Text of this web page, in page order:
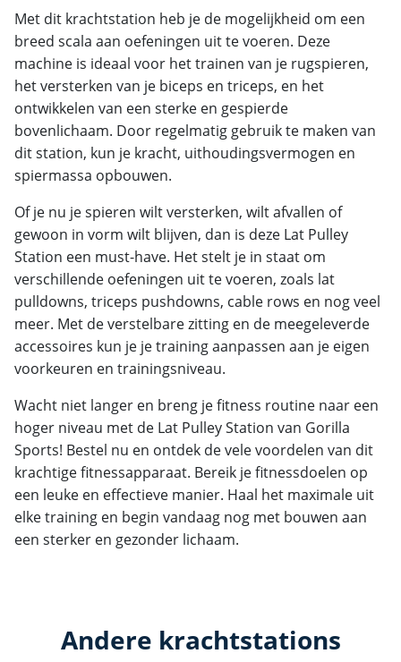
Met dit krachtstation heb je de mogelijkheid om een
breed scala aan oefeningen uit te voeren. Deze
machine is ideaal voor het trainen van je rugspieren,
het versterken van je biceps en triceps, en het
ontwikkelen van een sterke en gespierde
bovenlichaam. Door regelmatig gebruik te maken van
dit station, kun je kracht, uithoudingsvermogen en
spiermassa opbouwen.
Of je nu je spieren wilt versterken, wilt afvallen of
gewoon in vorm wilt blijven, dan is deze Lat Pulley
Station een must-have. Het stelt je in staat om
verschillende oefeningen uit te voeren, zoals lat
pulldowns, triceps pushdowns, cable rows en nog veel
meer. Met de verstelbare zitting en de meegeleverde
accessoires kun je je training aanpassen aan je eigen
voorkeuren en trainingsniveau.
Wacht niet langer en breng je fitness routine naar een
hoger niveau met de Lat Pulley Station van Gorilla
Sports! Bestel nu en ontdek de vele voordelen van dit
krachtige fitnessapparaat. Bereik je fitnessdoelen op
een leuke en effectieve manier. Haal het maximale uit
elke training en begin vandaag nog met bouwen aan
een sterker en gezonder lichaam.
Andere krachtstations